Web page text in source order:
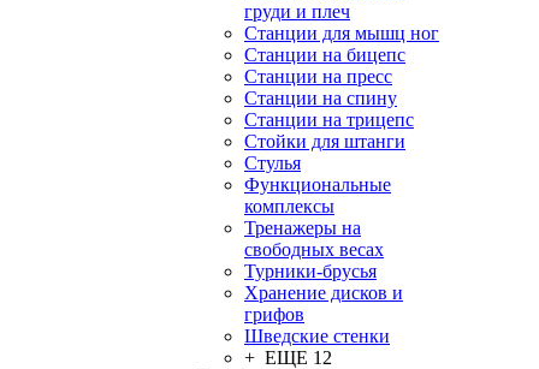
груди и плеч
Станции для мышц ног
Станции на бицепс
Станции на пресс
Станции на спину
Станции на трицепс
Стойки для штанги
Стулья
Функциональные
комплексы
Тренажеры на
свободных весах
Турники-брусья
Хранение дисков и
грифов
Шведские стенки
+ ЕЩЕ 12